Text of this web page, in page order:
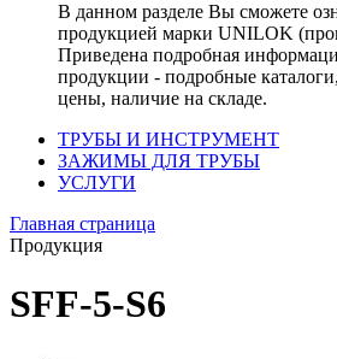
В данном разделе Вы сможете
продукцией марки UNILOK
Приведена подробная
продукции - подробные
цены, наличие на складе.
ТРУБЫ И ИНСТРУМЕНТ
ЗАЖИМЫ ДЛЯ ТРУБЫ
УСЛУГИ
Главная страница
Продукция
SFF-5-S6